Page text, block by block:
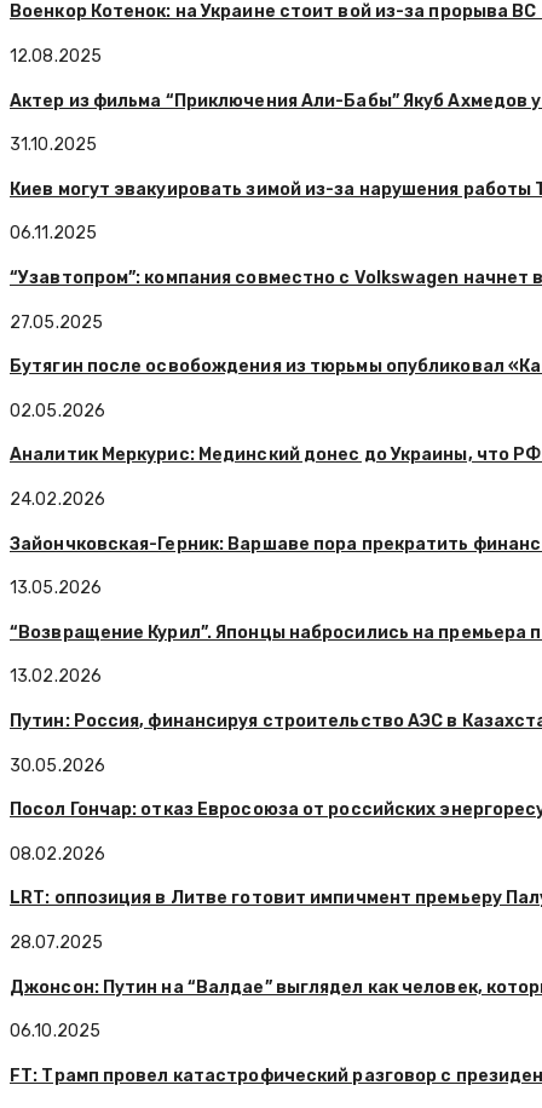
Военкор Котенок: на Украине стоит вой из-за прорыва
12.08.2025
Актер из фильма “Приключения Али-Бабы” Якуб Ахмедов
31.10.2025
Киев могут эвакуировать зимой из-за нарушения работы
06.11.2025
“Узавтопром”: компания совместно с Volkswagen начнет
27.05.2025
Бутягин после освобождения из тюрьмы опубликовал
02.05.2026
Аналитик Меркурис: Мединский донес до Украины, что
24.02.2026
Зайончковская-Герник: Варшаве пора прекратить
13.05.2026
“Возвращение Курил”. Японцы набросились на премьера
13.02.2026
Путин: Россия, финансируя строительство АЭС в
30.05.2026
Посол Гончар: отказ Евросоюза от российских
08.02.2026
LRT: оппозиция в Литве готовит импичмент премьеру
28.07.2025
Джонсон: Путин на “Валдае” выглядел как человек,
06.10.2025
FT: Трамп провел катастрофический разговор с